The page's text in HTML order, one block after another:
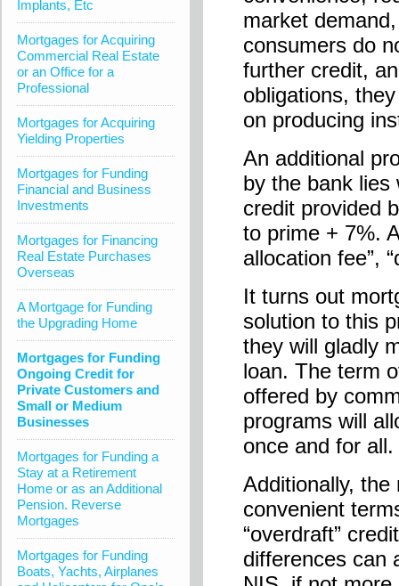
Implants, Etc
Mortgages for Acquiring
Commercial Real Estate
or an Office for a
Professional
Mortgages for Acquiring
Yielding Properties
Mortgages for Funding
Financial and Business
Investments
Mortgages for Financing
Real Estate Purchases
Overseas
A Mortgage for Funding
the Upgrading Home
Mortgages for Funding
Ongoing Credit for
Private Customers and
Small or Medium
Businesses
Mortgages for Funding a
Stay at a Retirement
Home or as an Additional
Pension. Reverse
Mortgages
Mortgages for Funding
Boats, Yachts, Airplanes
market
consumers do
further credit,
obligations,
on producing
An additional
by the bank lies
credit provided
to prime + 7%.
allocation fee”,
It turns out
solution to this
they will gladly
loan. The term
offered by
programs will
once and for all.
Additionally,
convenient
“overdraft”
differences can